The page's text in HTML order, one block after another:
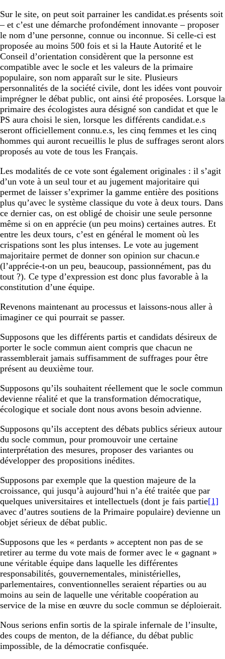
Sur le site, on peut soit parrainer les candidat.es présents soit
– et c’est une démarche profondément innovante – proposer
le nom d’une personne, connue ou inconnue. Si celle-ci est
proposée au moins 500 fois et si la Haute Autorité et le
Conseil d’orientation considèrent que la personne est
compatible avec le socle et les valeurs de la primaire
populaire, son nom apparaît sur le site. Plusieurs
personnalités de la société civile, dont les idées vont pouvoir
imprégner le débat public, ont ainsi été proposées. Lorsque la
primaire des écologistes aura désigné son candidat et que le
PS aura choisi le sien, lorsque les différents candidat.e.s
seront officiellement connu.e.s, les cinq femmes et les cinq
hommes qui auront recueillis le plus de suffrages seront alors
proposés au vote de tous les Français.
Les modalités de ce vote sont également originales : il s’agit
d’un vote à un seul tour et au jugement majoritaire qui
permet de laisser s’exprimer la gamme entière des positions
plus qu’avec le système classique du vote à deux tours. Dans
ce dernier cas, on est obligé de choisir une seule personne
même si on en apprécie (un peu moins) certaines autres. Et
entre les deux tours, c’est en général le moment où les
crispations sont les plus intenses. Le vote au jugement
majoritaire permet de donner son opinion sur chacun.e
(l’apprécie-t-on un peu, beaucoup, passionnément, pas du
tout ?). Ce type d’expression est donc plus favorable à la
constitution d’une équipe.
Revenons maintenant au processus et laissons-nous aller à
imaginer ce qui pourrait se passer.
Supposons que les différents partis et candidats désireux de
porter le socle commun aient compris que chacun ne
rassemblerait jamais suffisamment de suffrages pour être
présent au deuxième tour.
Supposons qu’ils souhaitent réellement que le socle commun
devienne réalité et que la transformation démocratique,
écologique et sociale dont nous avons besoin advienne.
Supposons qu’ils acceptent des débats publics sérieux autour
du socle commun, pour promouvoir une certaine
interprétation des mesures, proposer des variantes ou
développer des propositions inédites.
Supposons par exemple que la question majeure de la
croissance, qui jusqu’à aujourd’hui n’a été traitée que par
quelques universitaires et intellectuels (dont je fais partie[1]
avec d’autres soutiens de la Primaire populaire) devienne un
objet sérieux de débat public.
Supposons que les « perdants » acceptent non pas de se
retirer au terme du vote mais de former avec le « gagnant »
une véritable équipe dans laquelle les différentes
responsabilités, gouvernementales, ministérielles,
parlementaires, conventionnelles seraient réparties ou au
moins au sein de laquelle une véritable coopération au
service de la mise en œuvre du socle commun se déploierait.
Nous serions enfin sortis de la spirale infernale de l’insulte,
des coups de menton, de la défiance, du débat public
impossible, de la démocratie confisquée.